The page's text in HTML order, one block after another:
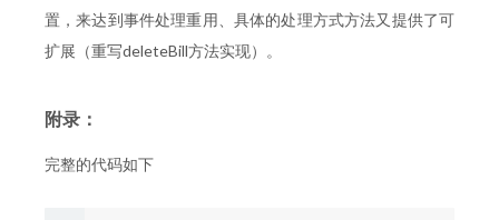
置，来达到事件处理重用、具体的处理方式方法又提供了可
扩展（重写deleteBill方法实现）。
附录：
完整的代码如下